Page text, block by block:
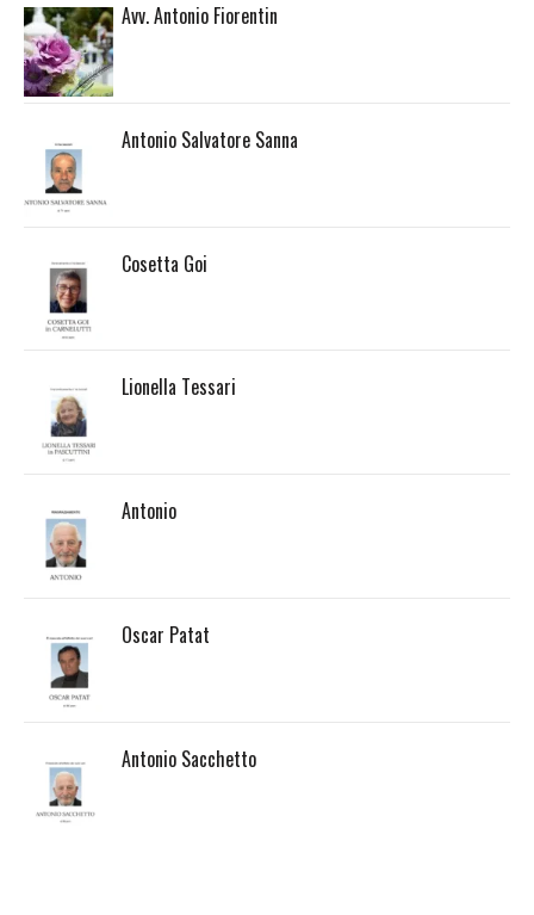
Avv. Antonio Fiorentin
Antonio Salvatore Sanna
Cosetta Goi
Lionella Tessari
Antonio
Oscar Patat
Antonio Sacchetto